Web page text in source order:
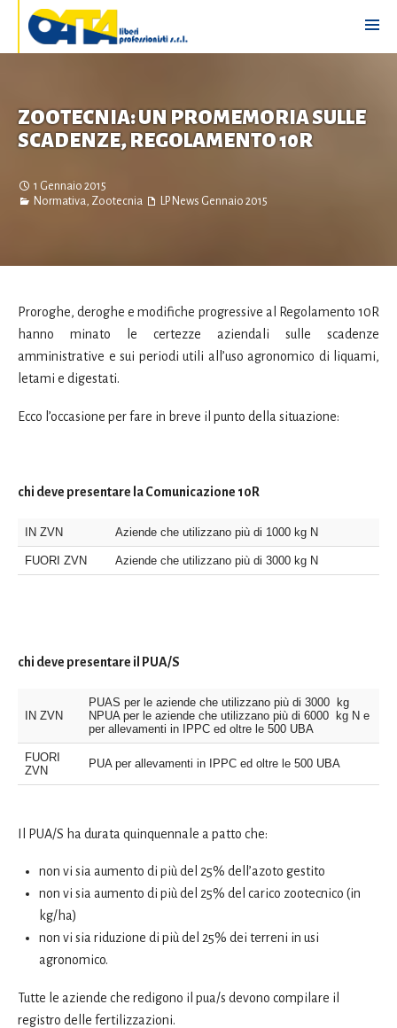
ZOOTECNIA: UN PROMEMORIA SULLE
SCADENZE, REGOLAMENTO 10R
1 Gennaio 2015
Normativa, Zootecnia LP News Gennaio 2015
Proroghe, deroghe e modifiche progressive al Regolamento 10R
hanno minato le certezze aziendali sulle scadenze
amministrative e sui periodi utili all’uso agronomico di liquami,
letami e digestati.
Ecco l’occasione per fare in breve il punto della situazione:
chi deve presentare la Comunicazione 10R
IN ZVN Aziende che utilizzano più di 1000 kg N
FUORI ZVN Aziende che utilizzano più di 3000 kg N
chi deve presentare il PUA/S
IN ZVN
PUAS per le aziende che utilizzano più di 3000 kg
NPUA per le aziende che utilizzano più di 6000 kg N e
per allevamenti in IPPC ed oltre le 500 UBA
FUORI
ZVN
PUA per allevamenti in IPPC ed oltre le 500 UBA
Il PUA/S ha durata quinquennale a patto che:
non vi sia aumento di più del 25% dell’azoto gestito
non vi sia aumento di più del 25% del carico zootecnico (in
kg/ha)
non vi sia riduzione di più del 25% dei terreni in usi
agronomico.
Tutte le aziende che redigono il pua/s devono compilare il
registro delle fertilizzazioni.